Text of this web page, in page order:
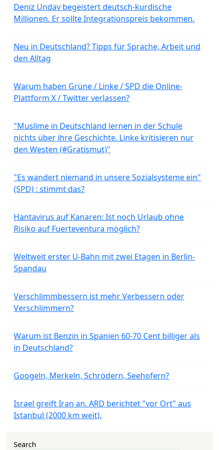
Deniz Undav begeistert deutsch-kurdische
Millionen. Er sollte Integrationspreis bekommen.
Neu in Deutschland? Tipps für Sprache, Arbeit und
den Alltag
Warum haben Grüne / Linke / SPD die Online-
Plattform X / Twitter verlassen?
"Muslime in Deutschland lernen in der Schule
nichts über ihre Geschichte. Linke kritisieren nur
den Westen (#Gratismut)"
"Es wandert niemand in unsere Sozialsysteme ein"
(SPD) : stimmt das?
Hantavirus auf Kanaren: Ist noch Urlaub ohne
Risiko auf Fuerteventura möglich?
Weltweit erster U-Bahn mit zwei Etagen in Berlin-
Spandau
Verschlimmbessern ist mehr Verbessern oder
Verschlimmern?
Warum ist Benzin in Spanien 60-70 Cent billiger als
in Deutschland?
Googeln, Merkeln, Schrödern, Seehofern?
Israel greift Iran an. ARD berichtet "vor Ort" aus
Istanbul (2000 km weit).
Search